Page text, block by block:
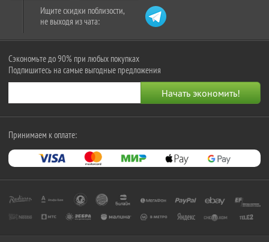
Ищите скидки поблизости,
не выходя из чата:
Сэкономьте до 90% при любых покупках
Подпишитесь на самые выгодные предложения
Принимаем к оплате: